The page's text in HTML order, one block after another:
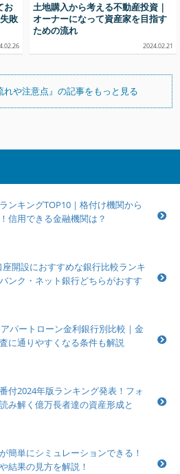
お
敗
土地購入から考える不動産投資｜
オーナーになって資産家を目指す
ための流れ
2024.02.21
れや注意点』の記事をもっと見る
ンキングTOP10｜格付け機関から
信用できる金融機関は？
座開設におすすめな銀行比較ランキ
ンク・ネット銀行どちらがおすす
アパートローン金利銀行別比較｜金
に通りやすくなる条件も解説
付2024年版ランキング発表！フォ
み解く億万長者達の資産形成と
簡単にシミュレーションできる！
結果の見方を解説！